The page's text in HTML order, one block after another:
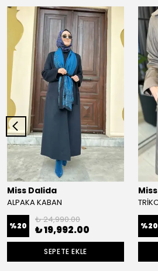
Miss Dalida
ALPAKA KABAN
%20
₺ 24,990.00
₺ 19,992.00
SEPETE EKLE
%20